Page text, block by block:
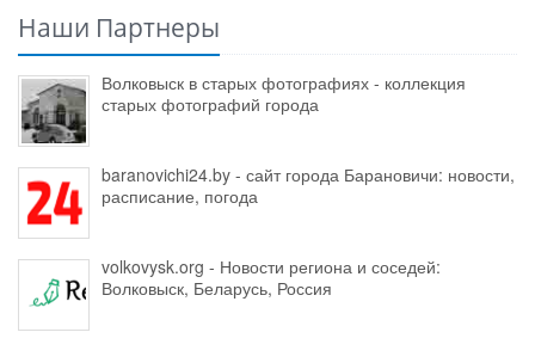
Наши Партнеры
Волковыск в старых фотографиях - коллекция
старых фотографий города
baranovichi24.by - сайт города Барановичи: новости,
расписание, погода
volkovysk.org - Новости региона и соседей:
Волковыск, Беларусь, Россия